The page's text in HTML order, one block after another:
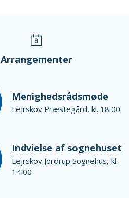
Arrangementer
Menighedsrådsmøde
Lejrskov Præstegård, kl. 18:00
Indvielse af sognehuset
Lejrskov Jordrup Sognehus, kl.
14:00